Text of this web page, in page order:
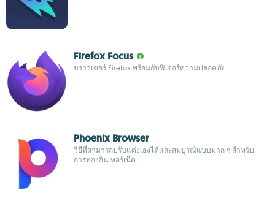
Firefox Focus
บราวเซอร์ Firefox พร้อมกับฟีเจอร์ความปลอดภัย
Phoenix Browser
วิธีที่สามารถปรับแต่งเองได้และสมบูรณ์แบบมาก ๆ สำหรับ
การท่องอินเทอร์เน็ต